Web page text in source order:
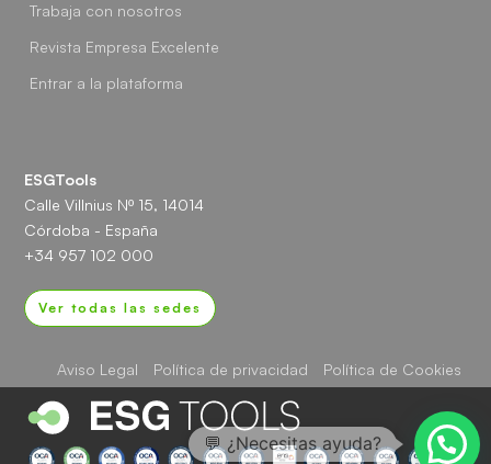
Trabaja con nosotros
Revista Empresa Excelente
Entrar a la plataforma
ESGTools
Calle Villnius Nº 15, 14014
Córdoba - España
+34 957 102 000
Ver todas las sedes
Aviso Legal Política de privacidad Política de Cookies